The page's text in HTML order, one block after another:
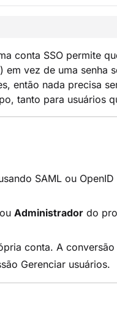
conta SSO permite
vez de uma
então nada precisa
tanto para usuários
SAML ou
ou Administrador do
conta. A
Gerenciar usuários.